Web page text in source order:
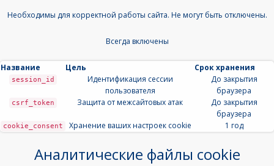
Необходимы для корректной работы сайта. Не могут быть отключены.
Всегда включены
Название Цель Срок хранения
session_id
Идентификация сессии
пользователя
До закрытия
браузера
csrf_token Защита от межсайтовых атак
До закрытия
браузера
cookie_consent Хранение ваших настроек cookie 1 год
Аналитические файлы cookie